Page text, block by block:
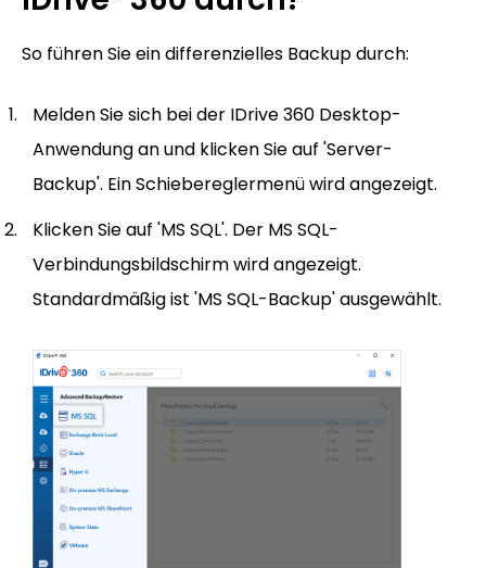
So führen Sie ein differenzielles Backup durch:
Melden Sie sich bei der IDrive 360 Desktop-
Anwendung an und klicken Sie auf 'Server-
Backup'. Ein Schiebereglermenü wird angezeigt.
Klicken Sie auf 'MS SQL'. Der MS SQL-
Verbindungsbildschirm wird angezeigt.
Standardmäßig ist 'MS SQL-Backup' ausgewählt.